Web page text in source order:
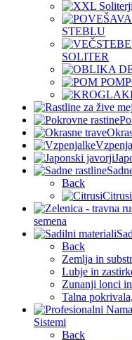
STEBLU
SOLITER
Back
Citrusi
semena
Back
Zemlja in
Lubje in
Zunanji lonci
Talna
Sistemi
Back